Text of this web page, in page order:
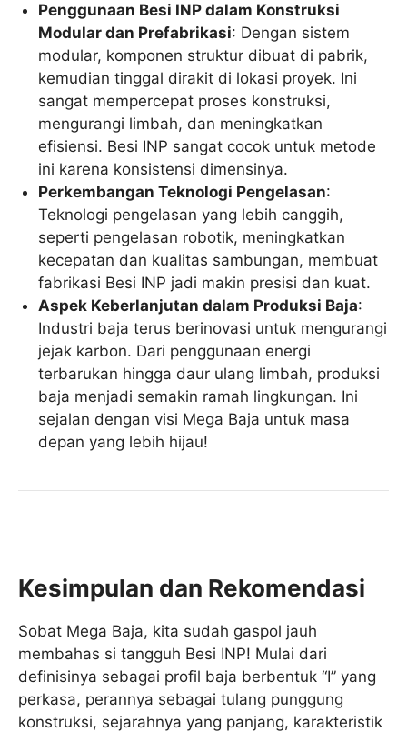
Penggunaan Besi INP dalam Konstruksi
Modular dan Prefabrikasi: Dengan sistem
modular, komponen struktur dibuat di pabrik,
kemudian tinggal dirakit di lokasi proyek. Ini
sangat mempercepat proses konstruksi,
mengurangi limbah, dan meningkatkan
efisiensi. Besi INP sangat cocok untuk metode
ini karena konsistensi dimensinya.
Perkembangan Teknologi Pengelasan:
Teknologi pengelasan yang lebih canggih,
seperti pengelasan robotik, meningkatkan
kecepatan dan kualitas sambungan, membuat
fabrikasi Besi INP jadi makin presisi dan kuat.
Aspek Keberlanjutan dalam Produksi Baja:
Industri baja terus berinovasi untuk mengurangi
jejak karbon. Dari penggunaan energi
terbarukan hingga daur ulang limbah, produksi
baja menjadi semakin ramah lingkungan. Ini
sejalan dengan visi Mega Baja untuk masa
depan yang lebih hijau!
Kesimpulan dan Rekomendasi
Sobat Mega Baja, kita sudah gaspol jauh
membahas si tangguh Besi INP! Mulai dari
definisinya sebagai profil baja berbentuk “I” yang
perkasa, perannya sebagai tulang punggung
konstruksi, sejarahnya yang panjang, karakteristik